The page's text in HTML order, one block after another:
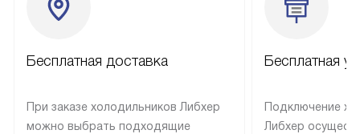
Бесплатная доставка
При заказе холодильников Либхер
можно выбрать подходящие
Бесплатная
Подключение
Либхер